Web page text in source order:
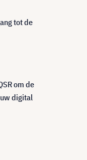
tot de
om de
digital